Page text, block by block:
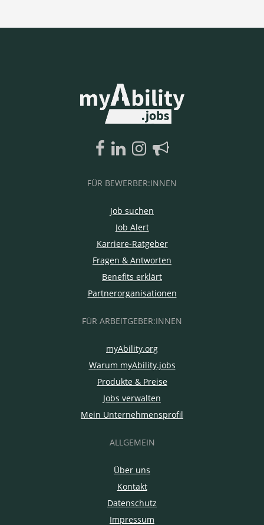
FÜR BEWERBER:INNEN
Job suchen
Job Alert
Karriere-Ratgeber
Fragen & Antworten
Benefits erklärt
Partnerorganisationen
FÜR ARBEITGEBER:INNEN
myAbility.org
Warum myAbility.jobs
Produkte & Preise
Jobs verwalten
Mein Unternehmensprofil
ALLGEMEIN
Über uns
Kontakt
Datenschutz
Impressum